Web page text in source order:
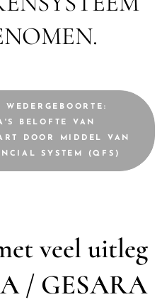
BELOFTE VAN
DOOR MIDDEL VAN
SYSTEM (QFS)
veel uitleg
/ GESARA